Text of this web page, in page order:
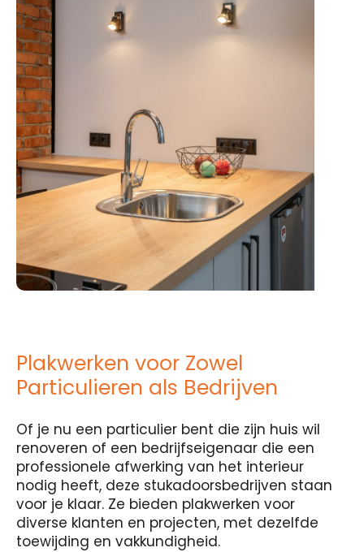
Plakwerken voor Zowel
Particulieren als Bedrijven
Of je nu een particulier bent die zijn huis wil
renoveren of een bedrijfseigenaar die een
professionele afwerking van het interieur
nodig heeft, deze stukadoorsbedrijven staan
voor je klaar. Ze bieden plakwerken voor
diverse klanten en projecten, met dezelfde
toewijding en vakkundigheid.